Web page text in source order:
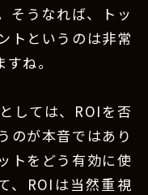
そうなれば、トッ
トというのは非常
ね。
しては、ROIを否
のが本音ではあり
トをどう有効に使
、ROIは当然重視